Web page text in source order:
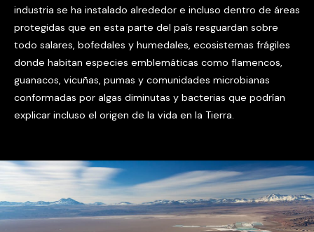
industria se ha instalado alrededor e incluso dentro de áreas
protegidas que en esta parte del país resguardan sobre
todo salares, bofedales y humedales, ecosistemas frágiles
donde habitan especies emblemáticas como flamencos,
guanacos, vicuñas, pumas y comunidades microbianas
conformadas por algas diminutas y bacterias que podrían
explicar incluso el origen de la vida en la Tierra.